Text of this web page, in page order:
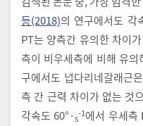
등(2018)의 연구에서도 각
PT는 양측간 유의한 차이
측이 비우세측에 비해 유
구에서도 넙다리네갈래근
측 간 근력 차이가 없는 것
각속도 60°·s
-1에서 우세측